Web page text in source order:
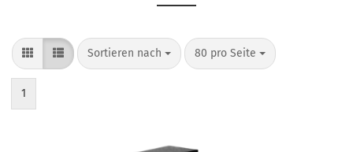
Sortieren nach 80 pro Seite
1